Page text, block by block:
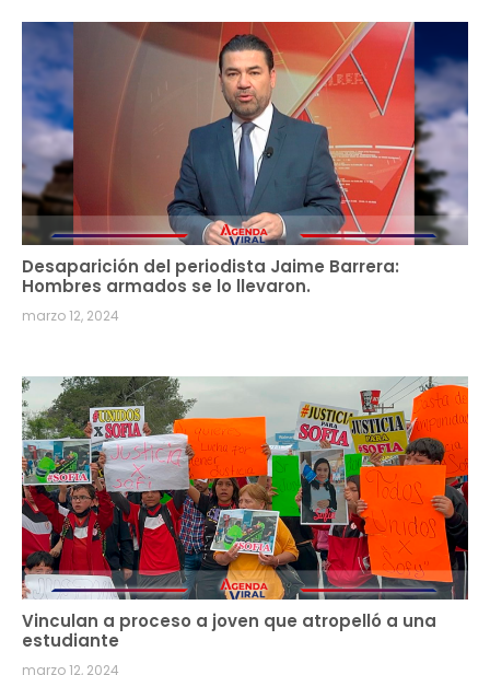
Desaparición del periodista Jaime Barrera:
Hombres armados se lo llevaron.
marzo 12, 2024
Vinculan a proceso a joven que atropelló a una
estudiante
marzo 12, 2024